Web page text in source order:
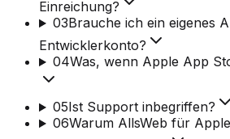
Einreichung?
03Brauche ich ein eigenes
Entwicklerkonto?
04Was, wenn Apple App
05Ist Support inbegriffen?
06Warum AllsWeb für